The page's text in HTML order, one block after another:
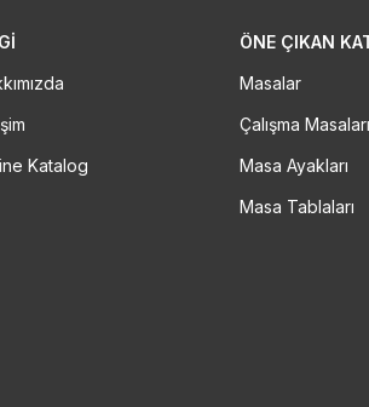
Katalog
ÖNE ÇIKAN
Masalar
Çalışma Masaları
Masa Ayakları
Masa Tablaları